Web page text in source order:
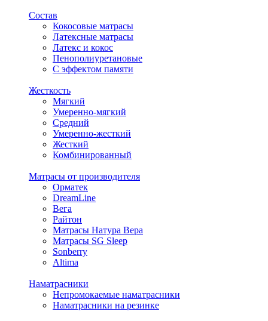
Состав
Кокосовые матрасы
Латексные матрасы
Латекс и кокос
Пенополиуретановые
С эффектом памяти
Жесткость
Мягкий
Умеренно-мягкий
Средний
Умеренно-жесткий
Жесткий
Комбинированный
Матрасы от производителя
Орматек
DreamLine
Вега
Райтон
Матрасы Натура Вера
Матрасы SG Sleep
Sonberry
Altima
Наматрасники
Непромокаемые наматрасники
Наматрасники на резинке